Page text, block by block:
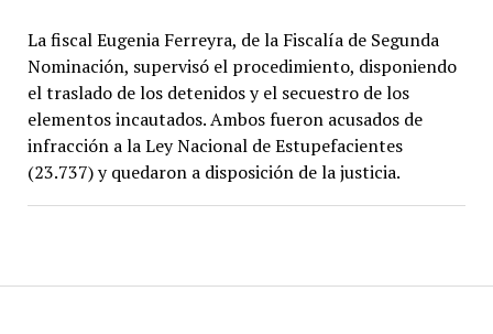
La fiscal Eugenia Ferreyra, de la Fiscalía de Segunda
Nominación, supervisó el procedimiento, disponiendo
el traslado de los detenidos y el secuestro de los
elementos incautados. Ambos fueron acusados de
infracción a la Ley Nacional de Estupefacientes
(23.737) y quedaron a disposición de la justicia.